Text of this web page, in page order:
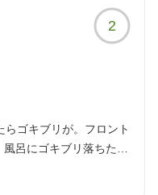
ジジュースはとっても
した!
voice/80639?
2
ゴキブリが。フロント
呂にゴキブリ落ちたの
無駄にしましたがチェ